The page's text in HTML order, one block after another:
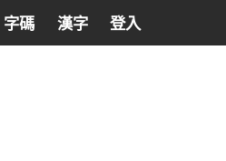
字碼 漢字 登入